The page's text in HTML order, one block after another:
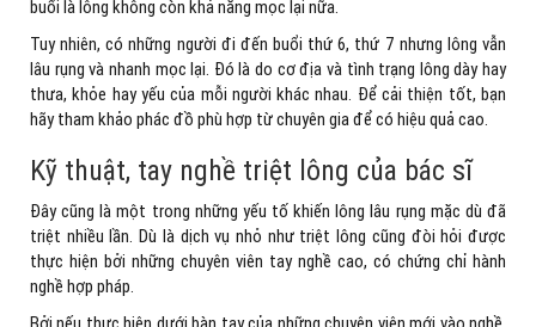
buổi là lông không còn khả năng mọc lại nữa.
Tuy nhiên, có những người đi đến buổi thứ 6, thứ 7 nhưng lông vẫn
lâu rụng và nhanh mọc lại. Đó là do cơ địa và tình trạng lông dày hay
thưa, khỏe hay yếu của mỗi người khác nhau. Để cải thiện tốt, bạn
hãy tham khảo phác đồ phù hợp từ chuyên gia để có hiệu quả cao.
Kỹ thuật, tay nghề triệt lông của bác sĩ
Đây cũng là một trong những yếu tố khiến lông lâu rụng mặc dù đã
triệt nhiều lần. Dù là dịch vụ nhỏ như triệt lông cũng đòi hỏi được
thực hiện bởi những chuyên viên tay nghề cao, có chứng chỉ hành
nghề hợp pháp.